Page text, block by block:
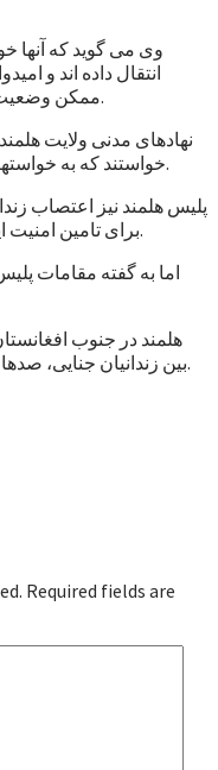
وی می گوید که آنها
انتقال داده اند و
ممکن وضعیت بهداشتی شماری از زندانیان خراب شود.
نهادهای مدنی ولایت
خواستند که به خواستهای مشروع زندانیان پاسخ مثبت داده شود.
پلیس هلمند نیز اعتصاب
برای تامین امنیت این زندان، شمار بیشتری نیرو فرستاده اند.
اما به گفته مقامات
هلمند در جنوب
بین زندانیان جنایی، صدها نفر به اتهام شورشگری نیز زندانی هستند.
Required fields are